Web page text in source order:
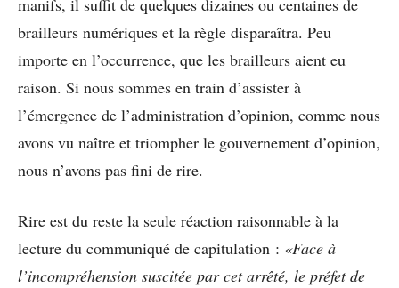
manifs, il suffit de quelques dizaines ou centaines de
brailleurs numériques et la règle disparaîtra. Peu
importe en l’occurrence, que les brailleurs aient eu
raison. Si nous sommes en train d’assister à
l’émergence de l’administration d’opinion, comme nous
avons vu naître et triompher le gouvernement d’opinion,
nous n’avons pas fini de rire.
Rire est du reste la seule réaction raisonnable à la
lecture du communiqué de capitulation : «Face à
l’incompréhension suscitée par cet arrêté, le préfet de